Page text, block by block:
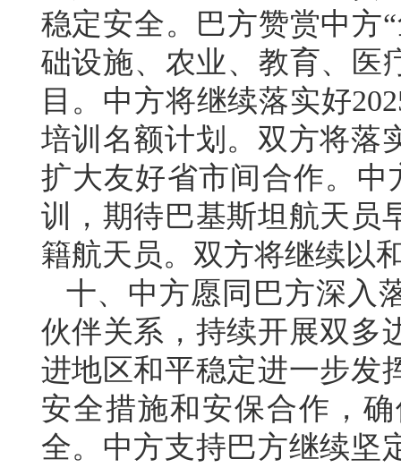
稳定安全。巴方赞赏中方
础设施、农业、教育、医
目。中方将继续落实好
培训名额计划。双方将落
扩大友好省市间合作。
训，期待巴基斯坦航天员
籍航天员。双方将继续以
十、中方愿同巴方深入
伙伴关系，持续开展双多
进地区和平稳定进一步发
安全措施和安保合作，
全。中方支持巴方继续坚